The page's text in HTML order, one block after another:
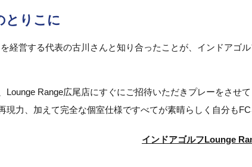
とりこに
経営する代表の古川さんと知り合ったことが、インドアゴ
Lounge Range広尾店にすぐにご招待いただきプレーをさせ
現力、加えて完全な個室仕様ですべてが素晴らしく自分も
インドアゴルフLounge